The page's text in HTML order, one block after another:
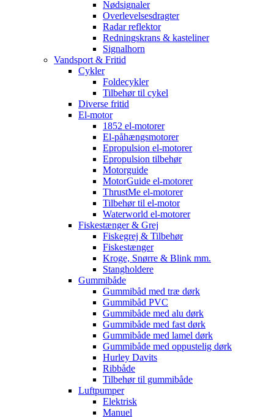
Nødsignaler
Overlevelsesdragter
Radar reflektor
Redningskrans & kasteliner
Signalhorn
Vandsport & Fritid
Cykler
Foldecykler
Tilbehør til cykel
Diverse fritid
El-motor
1852 el-motorer
El-påhængsmotorer
Epropulsion el-motorer
Epropulsion tilbehør
Motorguide
MotorGuide el-motorer
ThrustMe el-motorer
Tilbehør til el-motor
Waterworld el-motorer
Fiskestænger & Grej
Fiskegrej & Tilbehør
Fiskestænger
Kroge, Snørre & Blink mm.
Stangholdere
Gummibåde
Gummibåd med træ dørk
Gummibåd PVC
Gummibåde med alu dørk
Gummibåde med fast dørk
Gummibåde med lamel dørk
Gummibåde med oppustelig dørk
Hurley Davits
Ribbåde
Tilbehør til gummibåde
Luftpumper
Elektrisk
Manuel